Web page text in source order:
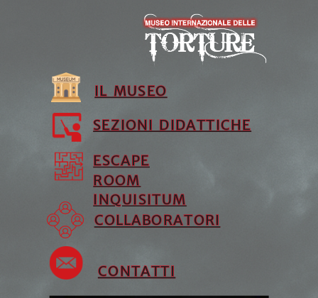
ESCAPE
ROOM
INQUISITUM
ESCAPE
ROOM
INQUISITUM
COLLABORATORI
COLLABORATORI
IL MUSEO
IL MUSEO
CONTATTI
CONTATTI
SEZIONI DIDATTICHE
SEZIONI DIDATTICHE